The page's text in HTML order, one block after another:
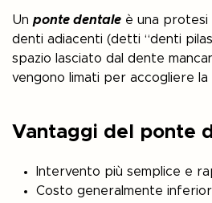
Un ponte dentale è una protesi
denti adiacenti (detti “denti
spazio lasciato dal dente
vengono limati per accogliere
Vantaggi del ponte
Intervento più semplice e
Costo generalmente